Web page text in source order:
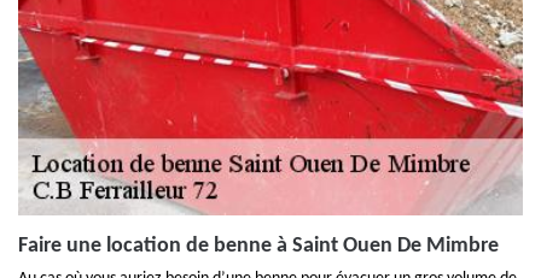
Faire une location de benne à Saint Ouen De Mimbre